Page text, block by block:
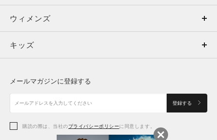
ウィメンズ
キッズ
アクセサリー
トップス
ボトムス
アクセサリー
ウィメンズ
トップス
シューズ
アクセサリー
キッズ
シューズ
メールマガジンに登録する
登録する
購読の際は、当社のプライバシーポリシーに同意します。